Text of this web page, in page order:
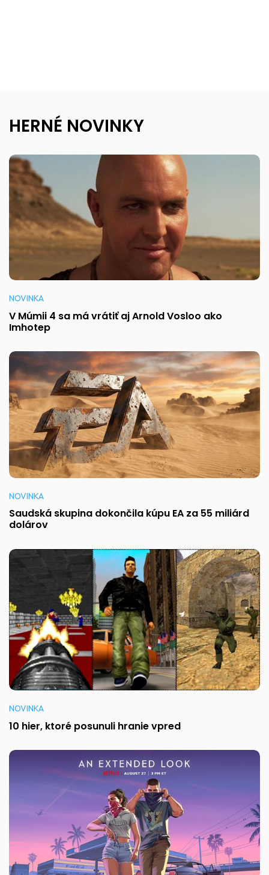
HERNÉ NOVINKY
NOVINKA
V Múmii 4 sa má vrátiť aj Arnold Vosloo ako
Imhotep
NOVINKA
Saudská skupina dokončila kúpu EA za 55 miliárd
dolárov
NOVINKA
10 hier, ktoré posunuli hranie vpred